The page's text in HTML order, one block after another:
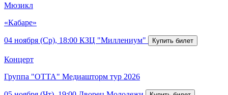
Мюзикл
«Кабаре»
04 ноября (Ср), 18:00 КЗЦ "Миллениум"
Концерт
Группа "ОТТА" Медиашторм тур 2026